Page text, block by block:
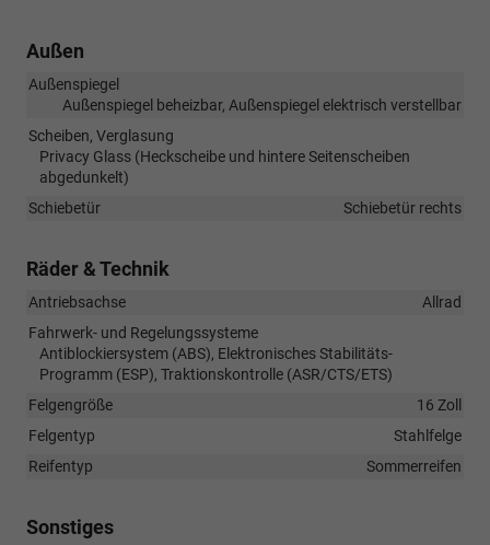
Außen
Außenspiegel
Außenspiegel beheizbar, Außenspiegel elektrisch verstellbar
Scheiben, Verglasung
Privacy Glass (Heckscheibe und hintere Seitenscheiben
abgedunkelt)
Schiebetür
Schiebetür rechts
Räder & Technik
Antriebsachse
Allrad
Fahrwerk- und Regelungssysteme
Antiblockiersystem (ABS), Elektronisches Stabilitäts-
Programm (ESP), Traktionskontrolle (ASR/CTS/ETS)
Felgengröße
16 Zoll
Felgentyp
Stahlfelge
Reifentyp
Sommerreifen
Sonstiges